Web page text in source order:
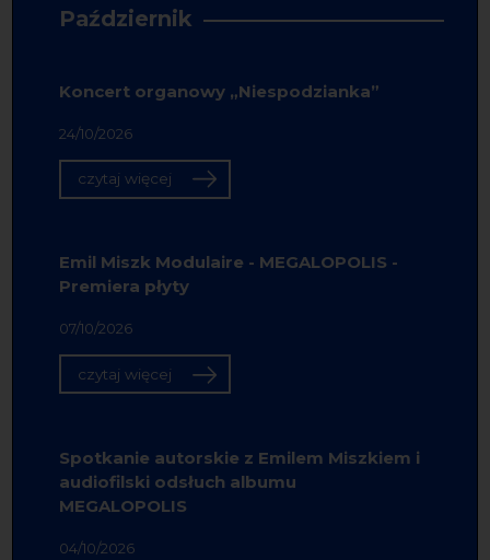
Październik
Koncert organowy „Niespodzianka”
24/10/2026
czytaj więcej
Emil Miszk Modulaire - MEGALOPOLIS -
Premiera płyty
07/10/2026
czytaj więcej
Spotkanie autorskie z Emilem Miszkiem i
audiofilski odsłuch albumu
MEGALOPOLIS
04/10/2026